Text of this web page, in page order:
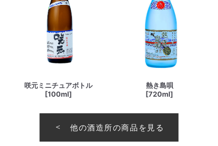
咲元ミニチュアボトル
[100ml]
熱き島唄
[720ml]
他の酒造所の商品を見る